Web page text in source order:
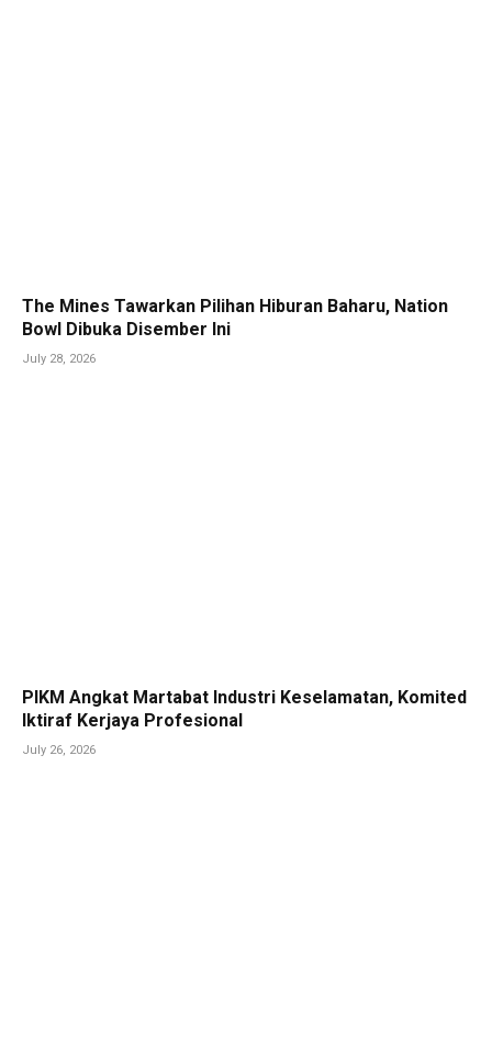
The Mines Tawarkan Pilihan Hiburan Baharu, Nation
Bowl Dibuka Disember Ini
July 28, 2026
PIKM Angkat Martabat Industri Keselamatan, Komited
Iktiraf Kerjaya Profesional
July 26, 2026